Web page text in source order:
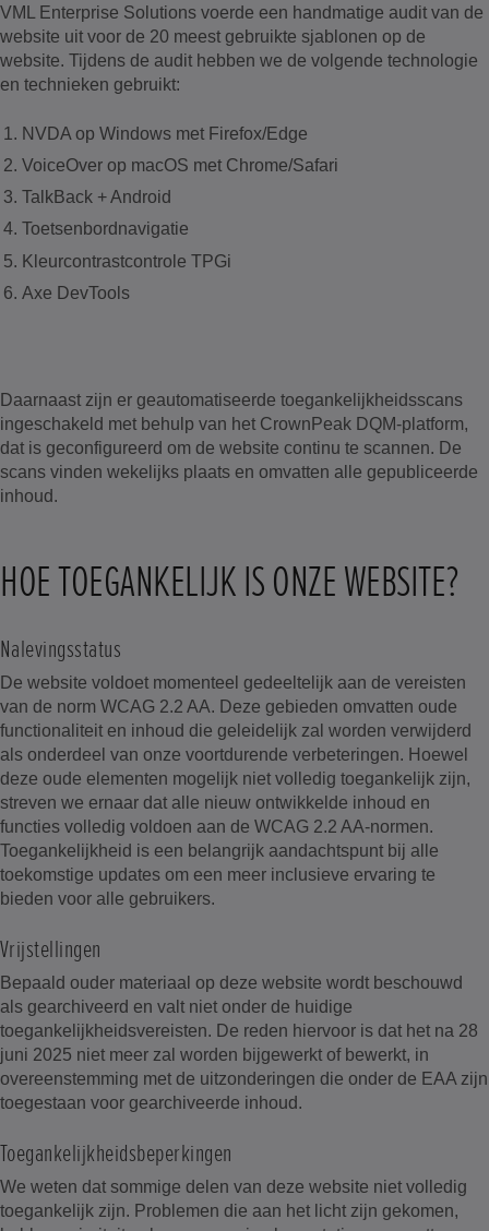
VML Enterprise Solutions voerde een handmatige audit van de
website uit voor de 20 meest gebruikte sjablonen op de
website. Tijdens de audit hebben we de volgende technologie
en technieken gebruikt:
NVDA op Windows met Firefox/Edge
VoiceOver op macOS met Chrome/Safari
TalkBack + Android
Toetsenbordnavigatie
Kleurcontrastcontrole TPGi
Axe DevTools
Daarnaast zijn er geautomatiseerde toegankelijkheidsscans
ingeschakeld met behulp van het CrownPeak DQM-platform,
dat is geconfigureerd om de website continu te scannen. De
scans vinden wekelijks plaats en omvatten alle gepubliceerde
inhoud.
HOE TOEGANKELIJK IS ONZE WEBSITE?
Nalevingsstatus
De website voldoet momenteel gedeeltelijk aan de vereisten
van de norm WCAG 2.2 AA. Deze gebieden omvatten oude
functionaliteit en inhoud die geleidelijk zal worden verwijderd
als onderdeel van onze voortdurende verbeteringen. Hoewel
deze oude elementen mogelijk niet volledig toegankelijk zijn,
streven we ernaar dat alle nieuw ontwikkelde inhoud en
functies volledig voldoen aan de WCAG 2.2 AA-normen.
Toegankelijkheid is een belangrijk aandachtspunt bij alle
toekomstige updates om een meer inclusieve ervaring te
bieden voor alle gebruikers.
Vrijstellingen
Bepaald ouder materiaal op deze website wordt beschouwd
als gearchiveerd en valt niet onder de huidige
toegankelijkheidsvereisten. De reden hiervoor is dat het na 28
juni 2025 niet meer zal worden bijgewerkt of bewerkt, in
overeenstemming met de uitzonderingen die onder de EAA zijn
toegestaan voor gearchiveerde inhoud.
Toegankelijkheidsbeperkingen
We weten dat sommige delen van deze website niet volledig
toegankelijk zijn. Problemen die aan het licht zijn gekomen,